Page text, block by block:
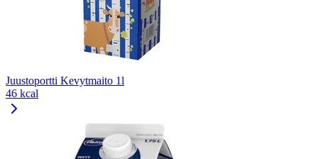
Juustoportti Kevytmaito 1l
46 kcal